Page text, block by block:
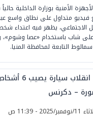
الأمنية بوزارة الداخلية
فيديو متداول على نطاق واسع
الاجتماعي، يظهر فيه اعتداء
شاب باستخدام «عصا
التابعة لمحافظة المنيا.
حادث انقلاب
– دكرنس
2025 - 11:39 ص